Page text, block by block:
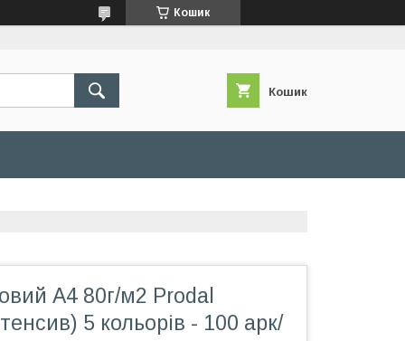
Кошик
Кошик
А4 80г/м2 Prodal
5 кольорів - 100 арк/